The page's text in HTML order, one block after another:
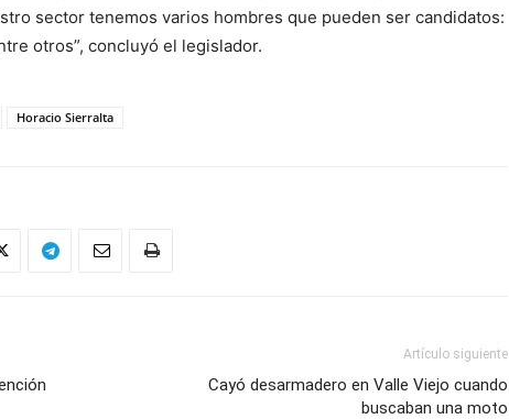
sector tenemos varios hombres que pueden ser candidatos:
otros”, concluyó el legislador.
Horacio Sierralta
Artículo siguiente
Cayó desarmadero en Valle Viejo cuando
buscaban una moto